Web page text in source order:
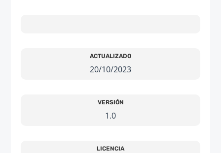
ACTUALIZADO
20/10/2023
VERSIÓN
1.0
LICENCIA